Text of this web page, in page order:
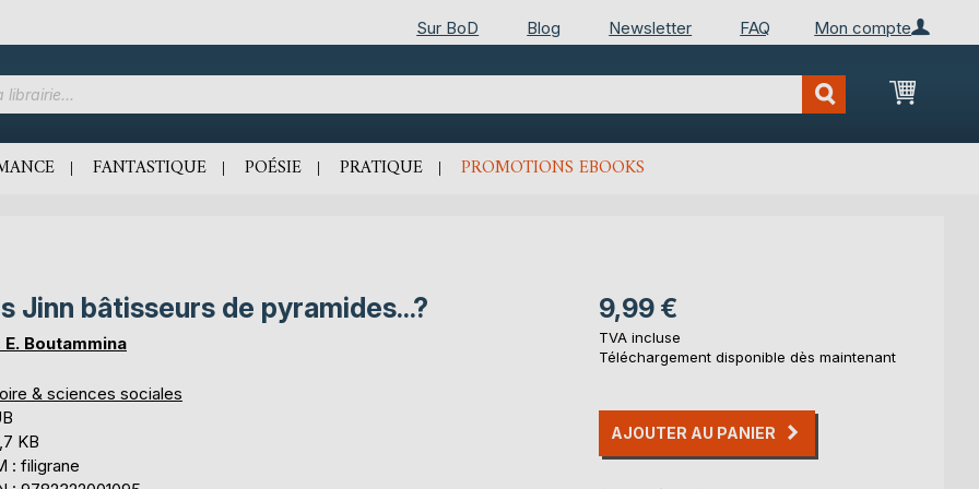
Mon compte
Sur BoD Blog Newsletter FAQ
Mon
FANTASTIQUE POÉSIE PRATIQUE PROMOTIONS EBOOKS
Jinn bâtisseurs de pyramides...?
E. Boutammina
& sciences sociales
KB
: filigrane
9,99 €
TVA incluse
Téléchargement disponible dès maintenant
AJOUTER AU PANIER